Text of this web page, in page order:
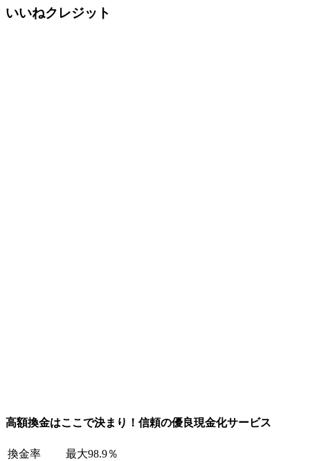
いいねクレジット
高額換金はここで決まり！信頼の優良現金化サービス
換金率
最大98.9％